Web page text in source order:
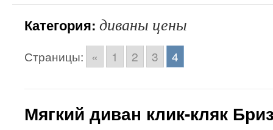
Категория: диваны цены
Страницы: « 1 2 3 4
Мягкий диван клик-кляк